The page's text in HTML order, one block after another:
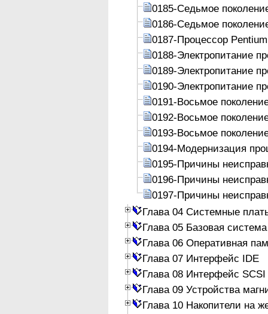
0185-Седьмое
0186-Седьмое
0187-Процессор
0188-Электропитание
0189-Электропитание
0190-Электропитание
0191-Восьмое
0192-Восьмое
0193-Восьмое
0194-Модернизация
0195-Причины
0196-Причины
0197-Причины
Глава 04 Системные
Глава 05 Базовая
Глава 06 Оперативная
Глава 07 Интерфейс IDE
Глава 08 Интерфейс SCSI
Глава 09 Устройства
Глава 10 Накопители на